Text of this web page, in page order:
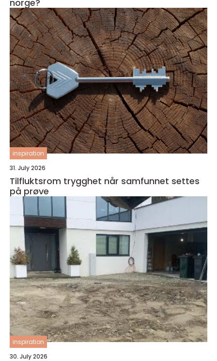
norge?
inspiration
31. July 2026
Tilfluktsrom trygghet når samfunnet settes
på prøve
inspiration
30. July 2026